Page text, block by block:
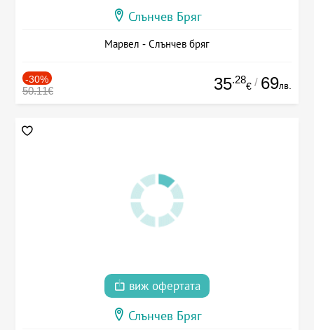
Слънчев Бряг
Марвел - Слънчев бряг
-30%
50.11€ 35.28
€ / 69лв.
виж офертата
Слънчев Бряг